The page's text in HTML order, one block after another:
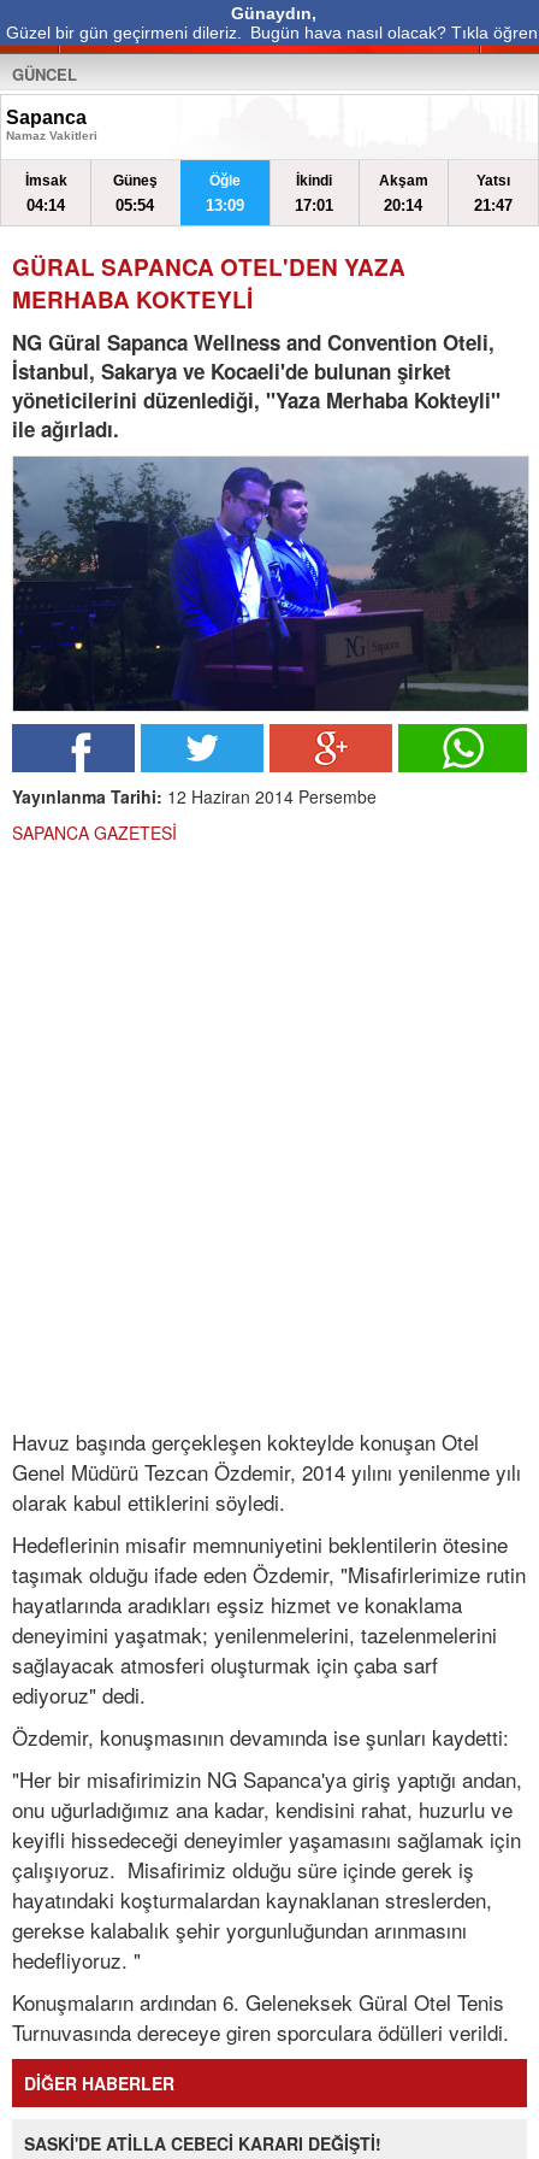
Günaydın,
Güzel bir gün geçirmeni dileriz.
Bugün hava nasıl olacak? Tıkla öğren
GÜNCEL
Sapanca
Namaz Vakitleri
İmsak
04:14
Güneş
05:54
Öğle
13:09
İkindi
17:01
Akşam
20:14
Yatsı
21:47
GÜRAL SAPANCA OTEL'DEN YAZA
MERHABA KOKTEYLİ
NG Güral Sapanca Wellness and Convention Oteli,
İstanbul, Sakarya ve Kocaeli'de bulunan şirket
yöneticilerini düzenlediği, "Yaza Merhaba Kokteyli"
ile ağırladı.
Yayınlanma Tarihi: 12 Haziran 2014 Persembe
SAPANCA GAZETESİ
Havuz başında gerçekleşen kokteylde konuşan Otel
Genel Müdürü Tezcan Özdemir, 2014 yılını yenilenme yılı
olarak kabul ettiklerini söyledi.
Hedeflerinin misafir memnuniyetini beklentilerin ötesine
taşımak olduğu ifade eden Özdemir, "Misafirlerimize rutin
hayatlarında aradıkları eşsiz hizmet ve konaklama
deneyimini yaşatmak; yenilenmelerini, tazelenmelerini
sağlayacak atmosferi oluşturmak için çaba sarf
ediyoruz" dedi.
Özdemir, konuşmasının devamında ise şunları kaydetti:
"Her bir misafirimizin NG Sapanca'ya giriş yaptığı andan,
onu uğurladığımız ana kadar, kendisini rahat, huzurlu ve
keyifli hissedeceği deneyimler yaşamasını sağlamak için
çalışıyoruz. Misafirimiz olduğu süre içinde gerek iş
hayatındaki koşturmalardan kaynaklanan streslerden,
gerekse kalabalık şehir yorgunluğundan arınmasını
hedefliyoruz. "
Konuşmaların ardından 6. Geleneksek Güral Otel Tenis
Turnuvasında dereceye giren sporculara ödülleri verildi.
DİĞER HABERLER
SASKİ'DE ATİLLA CEBECİ KARARI DEĞİŞTİ!